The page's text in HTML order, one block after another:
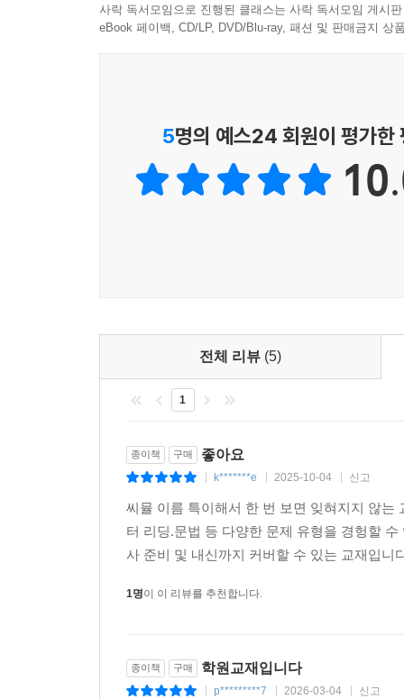
6. 온라인 성적 분석 서비스
교재를 구입하신 분들께 고1~3 한국사·사회탐구
와, 골드교육 원업에서 유료로 판매하고 있는 고
사락 독서모임으로 진행된 클래스는 사락 독서모임 게시
eBook 페이백, CD/LP, DVD/Blu-ray, 패션 및 판매금지 상
5명의 예스24 회원이 평가한
전체 리뷰 (5)
1
종이책 구매 좋아요
k*******e 2025-10-04 신고
씨뮬 이름 특이해서 한 번 보면 잊혀지지 않는
터 리딩.문법 등 다양한 문제 유형을 경헝할
사 준비 및 내신까지 커버할 수 있는 교재입니
1명이 이 리뷰를 추천합니다.
종이책 구매 학원교재입니다
p*********7 2026-03-04 신고